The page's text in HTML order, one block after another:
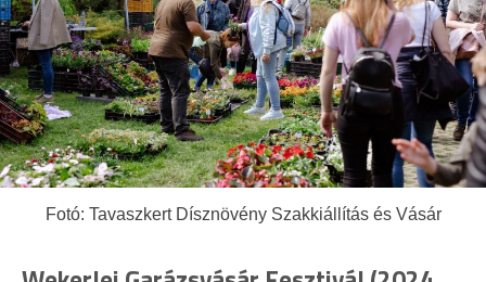
Fotó: Tavaszkert Dísznövény Szakkiállítás és Vásár